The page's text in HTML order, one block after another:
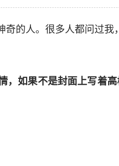
的人。很多人都问过我
，如果不是封面上写着